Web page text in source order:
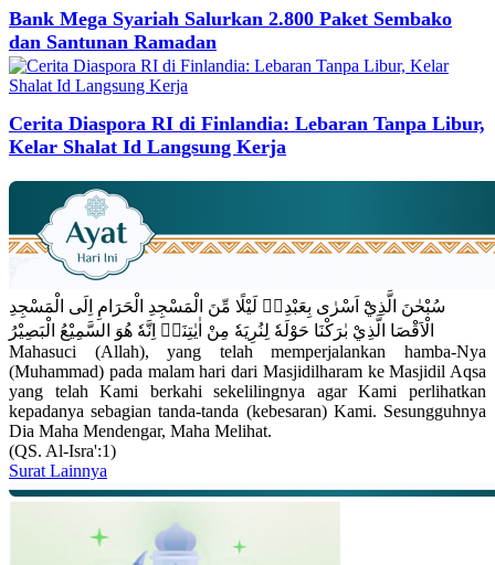
Bank Mega Syariah Salurkan 2.800 Paket Sembako
dan Santunan Ramadan
Cerita Diaspora RI di Finlandia: Lebaran Tanpa Libur,
Kelar Shalat Id Langsung Kerja
سُبْحٰنَ الَّذِيْٓ اَسْرٰى بِعَبْدِهٖ لَيْلًا مِّنَ الْمَسْجِدِ الْحَرَامِ اِلَى الْمَسْجِدِ
الْاَقْصَا الَّذِيْ بٰرَكْنَا حَوْلَهٗ لِنُرِيَهٗ مِنْ اٰيٰتِنَاۗ اِنَّهٗ هُوَ السَّمِيْعُ الْبَصِيْرُ
Mahasuci (Allah), yang telah memperjalankan hamba-Nya
(Muhammad) pada malam hari dari Masjidilharam ke Masjidil Aqsa
yang telah Kami berkahi sekelilingnya agar Kami perlihatkan
kepadanya sebagian tanda-tanda (kebesaran) Kami. Sesungguhnya
Dia Maha Mendengar, Maha Melihat.
(QS. Al-Isra':1)
Surat Lainnya